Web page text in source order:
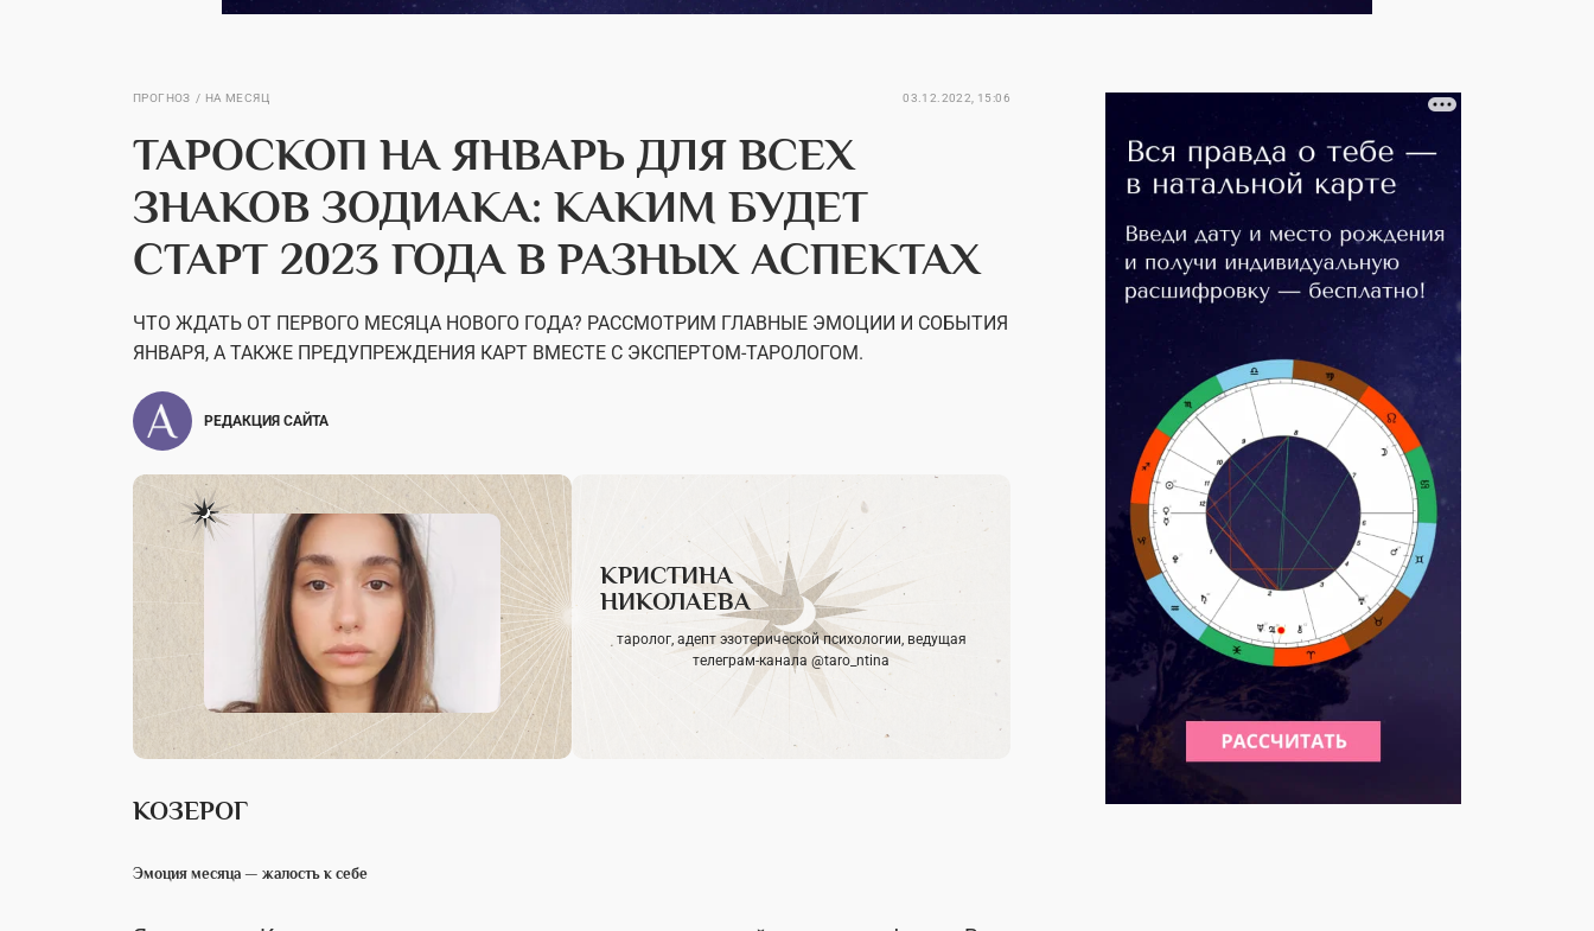
ПРОГНОЗ НА МЕСЯЦ 03.12.2022, 15:06
ТАРОСКОП НА ЯНВАРЬ ДЛЯ ВСЕХ
ЗНАКОВ ЗОДИАКА: КАКИМ БУДЕТ
СТАРТ 2023 ГОДА В РАЗНЫХ АСПЕКТАХ
ЧТО ЖДАТЬ ОТ ПЕРВОГО МЕСЯЦА НОВОГО ГОДА? РАССМОТРИМ ГЛАВНЫЕ ЭМОЦИИ И СОБЫТИЯ
ЯНВАРЯ, А ТАКЖЕ ПРЕДУПРЕЖДЕНИЯ КАРТ ВМЕСТЕ С ЭКСПЕРТОМ-ТАРОЛОГОМ.
РЕДАКЦИЯ САЙТА
КРИСТИНА
НИКОЛАЕВА
таролог, адепт эзотерической психологии, ведущая
телеграм-канала @taro_ntina
КОЗЕРОГ
Эмоция месяца — жалость к себе